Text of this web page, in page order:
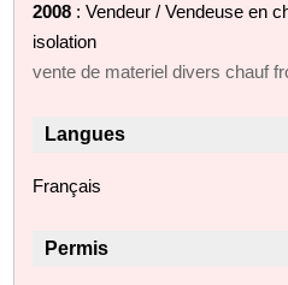
2008 : Vendeur / Vendeuse en
isolation
vente de materiel divers chauf
Langues
Français
Permis